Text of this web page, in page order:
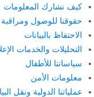
كيف نشارك المعلومات
حقوقنا للوصول
الاحتفاظ بالبيانات
التحليلات والخدمات
سياساتنا للأطفال
معلومات الأمن
عملياتنا الدولية ونقل